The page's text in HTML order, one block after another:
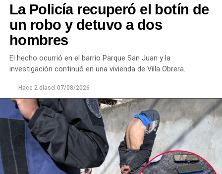
únicamente solicitó que el joven se retirara del lugar
para evitar que el conflicto continuara.
Ante la persistencia de la conducta agresiva y el
efectivos, el hombre fue demorado con el objetivo de
mayor gravedad.
La Policía recuperó el botín de
un robo y detuvo a dos
hombres
El hecho ocurrió en el barrio Parque San Juan y la
investigación continuó en una vivienda de Villa Obrera.
Hace 2 díasel 07/08/2026